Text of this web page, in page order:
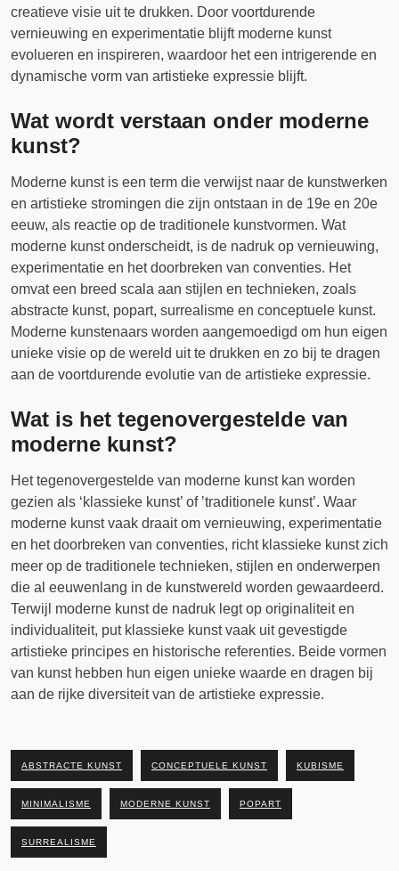
creatieve visie uit te drukken. Door voortdurende
vernieuwing en experimentatie blijft moderne kunst
evolueren en inspireren, waardoor het een intrigerende en
dynamische vorm van artistieke expressie blijft.
Wat wordt verstaan ​​onder moderne
kunst?
Moderne kunst is een term die verwijst naar de kunstwerken
en artistieke stromingen die zijn ontstaan in de 19e en 20e
eeuw, als reactie op de traditionele kunstvormen. Wat
moderne kunst onderscheidt, is de nadruk op vernieuwing,
experimentatie en het doorbreken van conventies. Het
omvat een breed scala aan stijlen en technieken, zoals
abstracte kunst, popart, surrealisme en conceptuele kunst.
Moderne kunstenaars worden aangemoedigd om hun eigen
unieke visie op de wereld uit te drukken en zo bij te dragen
aan de voortdurende evolutie van de artistieke expressie.
Wat is het tegenovergestelde van
moderne kunst?
Het tegenovergestelde van moderne kunst kan worden
gezien als ‘klassieke kunst’ of ’traditionele kunst’. Waar
moderne kunst vaak draait om vernieuwing, experimentatie
en het doorbreken van conventies, richt klassieke kunst zich
meer op de traditionele technieken, stijlen en onderwerpen
die al eeuwenlang in de kunstwereld worden gewaardeerd.
Terwijl moderne kunst de nadruk legt op originaliteit en
individualiteit, put klassieke kunst vaak uit gevestigde
artistieke principes en historische referenties. Beide vormen
van kunst hebben hun eigen unieke waarde en dragen bij
aan de rijke diversiteit van de artistieke expressie.
ABSTRACTE KUNST CONCEPTUELE KUNST KUBISME
MINIMALISME MODERNE KUNST POPART
SURREALISME